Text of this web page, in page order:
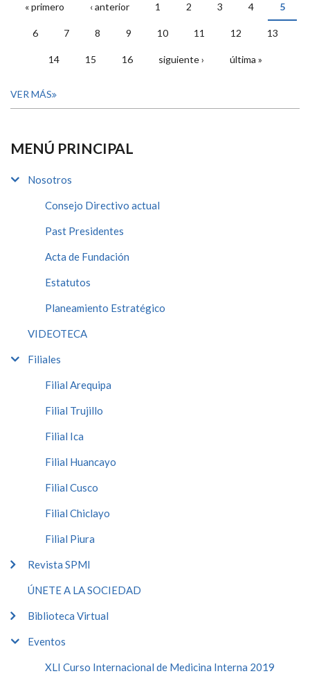
PÁGINAS
« primero ‹ anterior 1 2 3 4 5
6 7 8 9 10 11 12 13
14 15 16 siguiente › última »
VER MÁS
MENÚ PRINCIPAL
Nosotros
Consejo Directivo actual
Past Presidentes
Acta de Fundación
Estatutos
Planeamiento Estratégico
VIDEOTECA
Filiales
Filial Arequipa
Filial Trujillo
Filial Ica
Filial Huancayo
Filial Cusco
Filial Chiclayo
Filial Piura
Revista SPMI
ÚNETE A LA SOCIEDAD
Biblioteca Virtual
Eventos
XLI Curso Internacional de Medicina Interna 2019